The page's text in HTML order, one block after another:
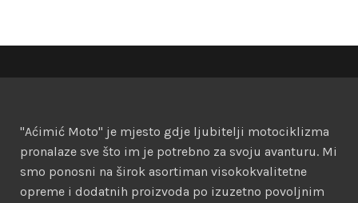
"Aćimić Moto" je mjesto gdje ljubitelji motociklizma
pronalaze sve što im je potrebno za svoju avanturu. Mi
smo ponosni na širok asortiman visokokvalitetne
opreme i dodatnih proizvoda po izuzetno povoljnim